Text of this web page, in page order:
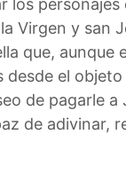
los
Virgen y
que,
el
de pagarle
de adivinar,